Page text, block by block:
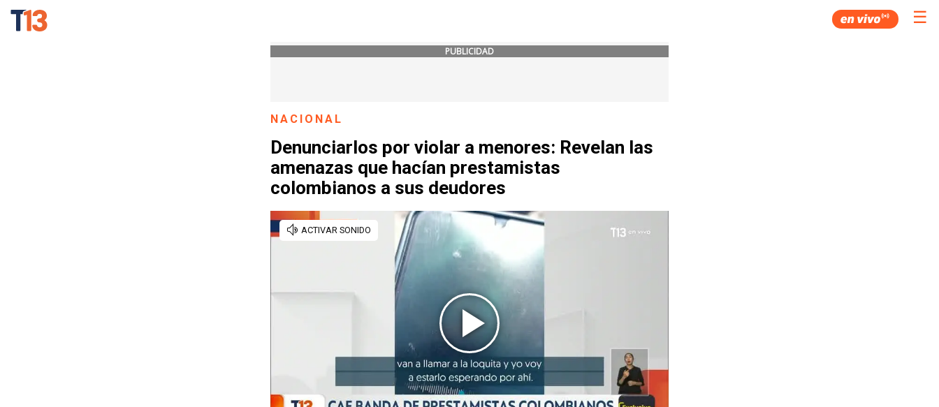
☰
PUBLICIDAD
NACIONAL
Denunciarlos por violar a menores: Revelan las
amenazas que hacían prestamistas
colombianos a sus deudores